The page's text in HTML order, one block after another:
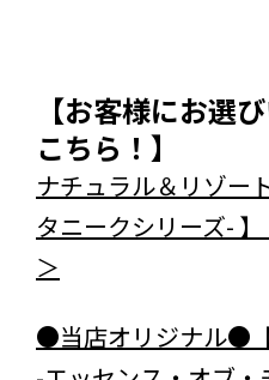
【お客様にお選
こちら！】
ナチュラル＆リゾー
タニークシリーズ-
＞
●当店オリジナル●